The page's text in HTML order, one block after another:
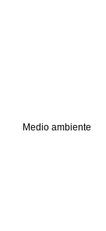
Medio ambiente